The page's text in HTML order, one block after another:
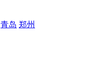
青岛 郑州